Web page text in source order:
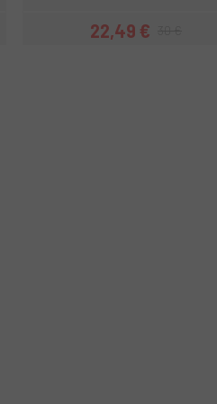
Prix
22,49 €Prix habituel